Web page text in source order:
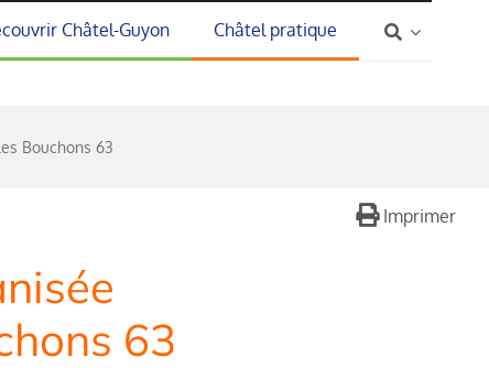
Châtel-Guyon Châtel pratique
Bouchons 63
Imprimer
63